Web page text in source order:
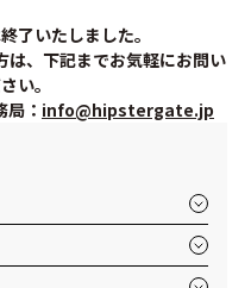
了いたしました。
は、下記までお気軽にお問い
い。
： info@hipstergate.jp